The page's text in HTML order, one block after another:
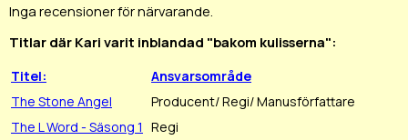
Inga recensioner för närvarande.
Titlar där Kari varit inblandad "bakom kulisserna":
Titel:
Ansvarsområde
The Stone Angel
Producent/ Regi/ Manusförfattare
The L Word - Säsong 1 Regi